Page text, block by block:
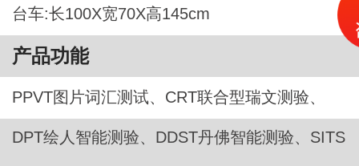
台车:长100X宽70X高145cm
产品功能
PPVT图片词汇测试、CRT联合型瑞文测验、
DPT绘人智能测验、DDST丹佛智能测验、SITS